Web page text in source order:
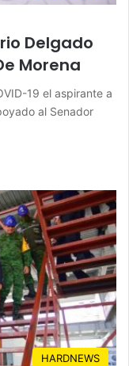
Delgado
Morena
19 el aspirante a
al Senador
HARDNEWS